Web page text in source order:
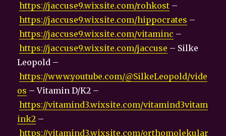
https://jaccuse9.wixsite.com/rohkost –
https://jaccuse9.wixsite.com/hippocrates –
https://jaccuse9.wixsite.com/vitaminc –
https://jaccuse9.wixsite.com/jaccuse – Silke
Leopold –
https://www.youtube.com/@SilkeLeopold/vide
os – Vitamin D/K2 –
https://vitamind3.wixsite.com/vitamind3vitam
ink2 –
https://vitamind3.wixsite.com/orthomolekular